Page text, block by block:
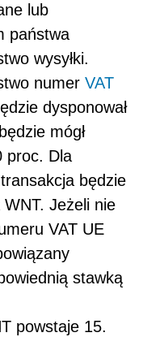
lub
państwa
wysyłki.
numer VAT
dysponował
mógł
proc. Dla
będzie
Jeżeli nie
VAT UE
stawką
powstaje 15.